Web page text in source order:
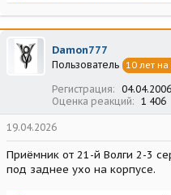
а
к
ц
и
и
Damon777
Пользователь 10 лет
Регистрация 04.04.2006
Оценка реакций
1 406
19.04.2026
Приёмник от 21-й Волги 2-3
под заднее ухо на корпусе.